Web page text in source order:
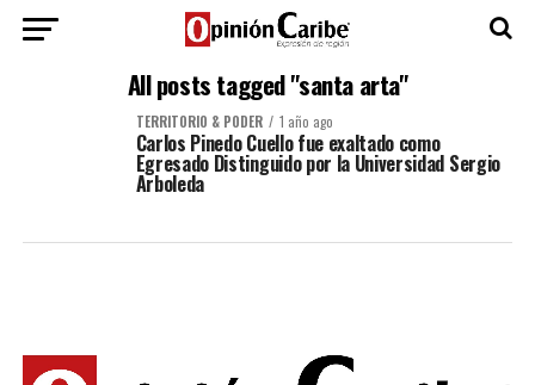
All posts tagged "santa arta"
TERRITORIO & PODER 1 año ago
Carlos Pinedo Cuello fue exaltado como
Egresado Distinguido por la Universidad Sergio
Arboleda